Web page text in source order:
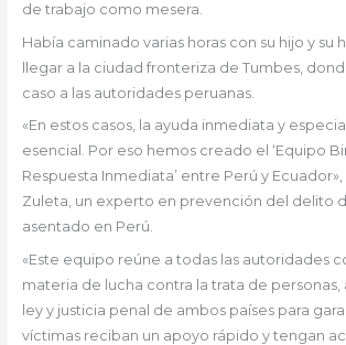
de trabajo como mesera.
Había caminado varias horas con su hijo y su
llegar a la ciudad fronteriza de Tumbes,
caso a las autoridades peruanas.
«En estos casos, la ayuda inmediata y
esencial. Por eso hemos creado el ‘Equipo
Respuesta Inmediata’ entre Perú y
Zuleta, un experto en prevención del delito
asentado en Perú.
«Este equipo reúne a todas las autoridades
materia de lucha contra la trata de personas,
ley y justicia penal de ambos países para
víctimas reciban un apoyo rápido y tengan